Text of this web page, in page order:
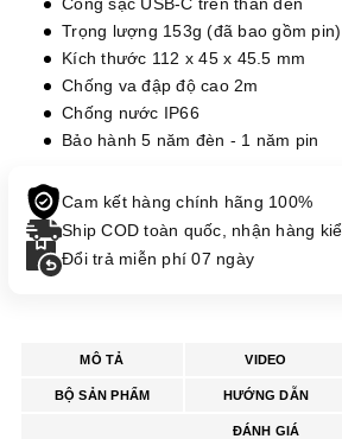
Cổng sạc USB-C trên thân đèn
Trọng lượng 153g (đã bao gồm pin)
Kích thước 112 x 45 x 45.5 mm
Chống va đập độ cao 2m
Chống nước IP66
Bảo hành 5 năm đèn - 1 năm pin
Cam kết hàng chính hãng 100%
Ship COD toàn quốc, nhận hàng
Đổi trả miễn phí 07 ngày
MÔ TẢ VIDEO
BỘ SẢN PHẨM HƯỚNG DẪN
ĐÁNH GIÁ